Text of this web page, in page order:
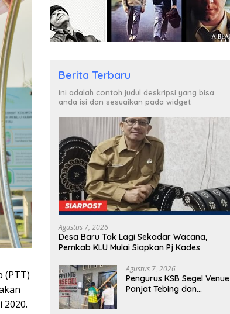
(PTT)
2020.
Berita Terbaru
Ini adalah contoh judul deskripsi yang bisa
anda isi dan sesuaikan pada widget
Agustus 7, 2026
Desa Baru Tak Lagi Sekadar Wacana,
Pemkab KLU Mulai Siapkan Pj Kades
Agustus 7, 2026
Pengurus KSB Segel Venue
Panjat Tebing dan